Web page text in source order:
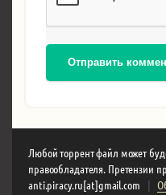
Отправить
Любой торрент файл может
правообладателя. Претензии
anti.piracy.ru[at]gmail.com
|